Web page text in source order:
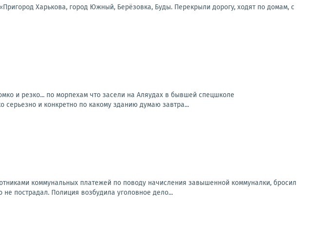
Харькова, город Южный, Берёзовка, Буды. Перекрыли дорогу, ходят по домам, с
и резко... по морпехам что засели на Аляудах в бывшей спецшколе
серьезно и конкретно по какому зданию думаю завтра...
коммунальных платежей по поводу начисления завышенной коммуналки, бросил
не пострадал. Полиция возбудила уголовное дело...